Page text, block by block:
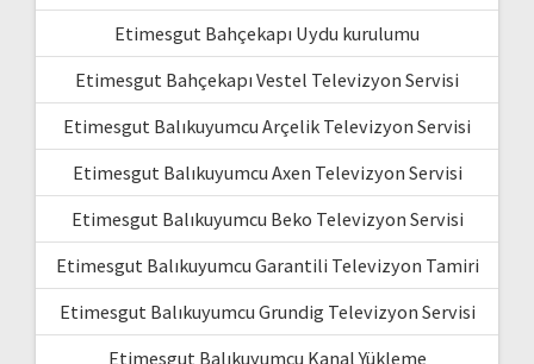
Etimesgut Bahçekapı Uydu kurulumu
Etimesgut Bahçekapı Vestel Televizyon Servisi
Etimesgut Balıkuyumcu Arçelik Televizyon Servisi
Etimesgut Balıkuyumcu Axen Televizyon Servisi
Etimesgut Balıkuyumcu Beko Televizyon Servisi
Etimesgut Balıkuyumcu Garantili Televizyon Tamiri
Etimesgut Balıkuyumcu Grundig Televizyon Servisi
Etimesgut Balıkuyumcu Kanal Yükleme